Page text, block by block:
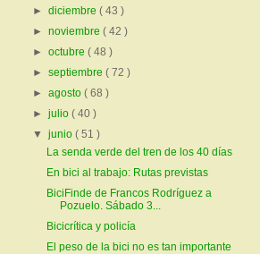
►diciembre( 43 )
►noviembre( 42 )
►octubre( 48 )
►septiembre( 72 )
►agosto( 68 )
►julio( 40 )
▼junio( 51 )
La senda verde del tren de los 40 días
En bici al trabajo: Rutas previstas
BiciFinde de Francos Rodríguez a
Pozuelo. Sábado 3...
Bicicrítica y policía
El peso de la bici no es tan importante